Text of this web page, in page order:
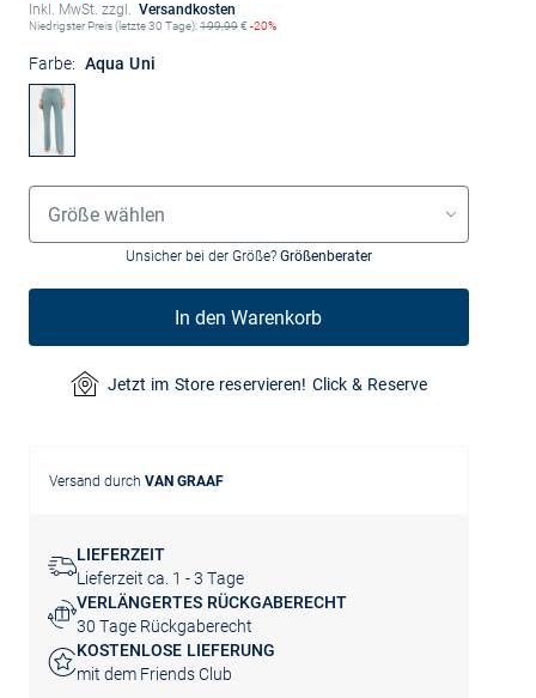
Inkl. MwSt. zzgl. Versandkosten
Niedrigster Preis (letzte 30 Tage):199,99€ -20%
Farbe: Aqua Uni
Größenauswahl
Größe wählen
Unsicher bei der Größe? Größenberater
In den Warenkorb
Jetzt im Store reservieren! Click & Reserve
Versand durch VAN GRAAF
LIEFERZEIT
Lieferzeit ca. 1 - 3 Tage
VERLÄNGERTES RÜCKGABERECHT
30 Tage Rückgaberecht
KOSTENLOSE LIEFERUNG
mit dem Friends Club